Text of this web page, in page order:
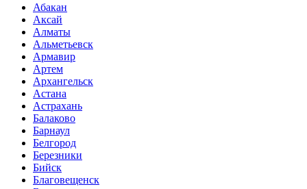
Абакан
Аксай
Алматы
Альметьевск
Армавир
Артем
Архангельск
Астана
Астрахань
Балаково
Барнаул
Белгород
Березники
Бийск
Благовещенск